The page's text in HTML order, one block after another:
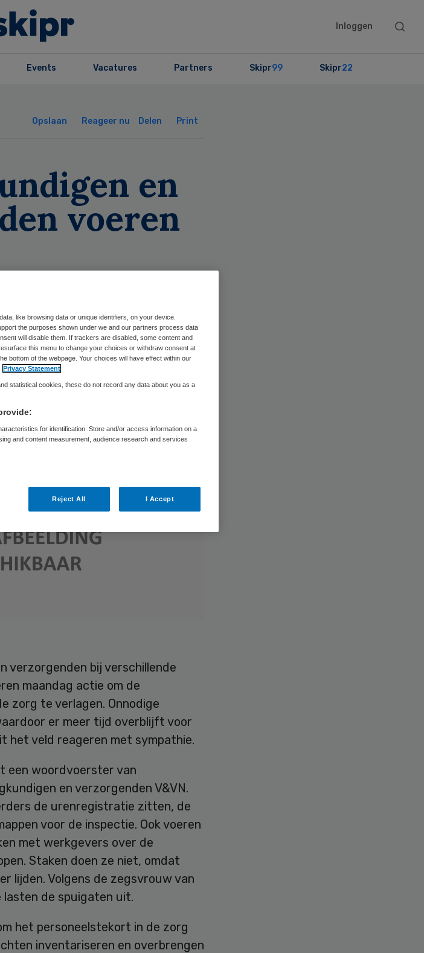
Inloggen
Search
Events Vacatures Partners Skipr99 Skipr22
Opslaan Reageer nu Delen Print
en
voeren
verzorgenden bij verschillende
maandag actie om de
zorg te verlagen. Onnodige
er meer tijd overblijft voor
het veld reageren met sympathie.
een woordvoerster van
en verzorgenden V&VN.
de urenregistratie zitten, de
voor de inspectie. Ook voeren
met werkgevers over de
Staken doen ze niet, omdat
lijden. Volgens de zegsvrouw van
lasten de spuigaten uit.
het personeelstekort in de zorg
inventariseren en overbrengen
like browsing data or unique identifiers, on your device.
the purposes shown under we and our partners process data
will disable them. If trackers are disabled, some content and
this menu to change your choices or withdraw consent at
bottom of the webpage. Your choices will have effect within our
Privacy Statement
statistical cookies, these do not record any data about you as a
for identification. Store and/or access information on a
and content measurement, audience research and services
Reject All I Accept